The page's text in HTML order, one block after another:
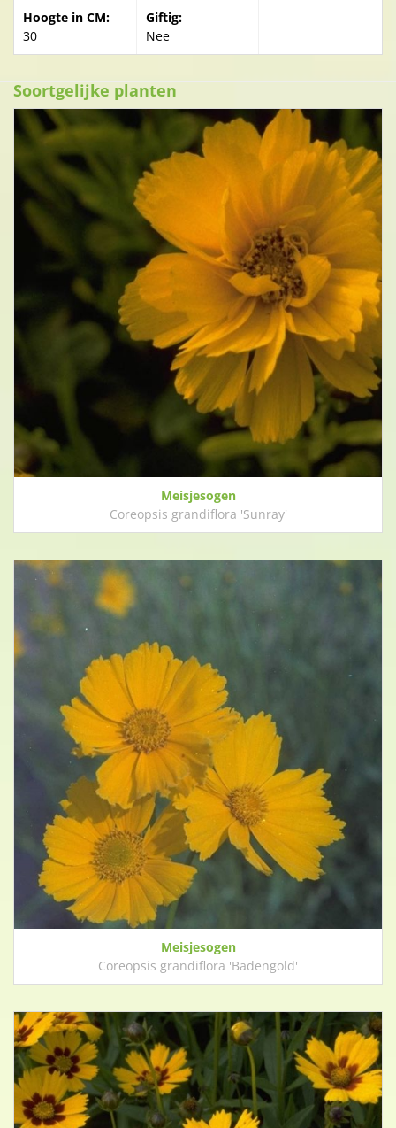
Hoogte in CM:
30
Giftig:
Nee
Soortgelijke planten
Meisjesogen
Coreopsis grandiflora 'Sunray'
Meisjesogen
Coreopsis grandiflora 'Badengold'